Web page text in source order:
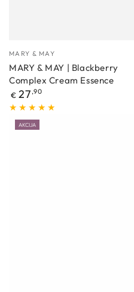
Proizvođać
MARY & MAY
MARY & MAY | Blackberry
Complex Cream Essence
Redovna
cijena
€ 27 ,90
AKCIJA